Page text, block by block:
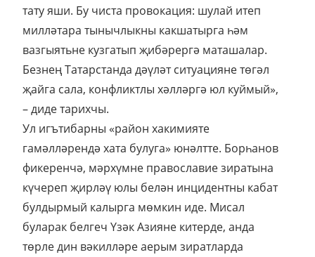
тату яши. Бу чиста провокация: шулай итеп
милләтара тынычлыкны какшатырга һәм
вазгыятьне кузгатып җибәрергә маташалар.
Безнең Татарстанда дәүләт ситуацияне төгәл
җайга сала, конфликтлы хәлләргә юл куймый»,
– диде тарихчы.
Ул игътибарны «район хакимияте
гамәлләрендә хата булуга» юнәлтте. Борһанов
фикеренчә, мәрхүмне православие зиратына
күчереп җирләү юлы белән инцидентны кабат
булдырмый калырга мөмкин иде. Мисал
буларак белгеч Үзәк Азияне китерде, анда
төрле дин вәкилләре аерым зиратларда